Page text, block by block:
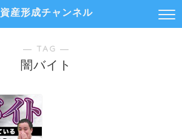
資産形成チャンネル
― TAG ―
闇バイト